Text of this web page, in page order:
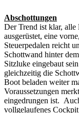
Abschottungen
Der Trend ist klar, alle
ausgerüstet, eine
Steuerpedalen reicht
Schottwand hinter
Sitzluke eingebaut
gleichzeitig die
Boot beladen weiter
Voraussetzungen
eingedrungen ist.
vollgelaufenes